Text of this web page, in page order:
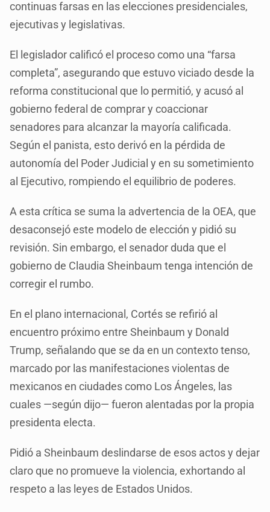
continuas farsas en las elecciones presidenciales,
ejecutivas y legislativas.
El legislador calificó el proceso como una “farsa
completa”, asegurando que estuvo viciado desde la
reforma constitucional que lo permitió, y acusó al
gobierno federal de comprar y coaccionar
senadores para alcanzar la mayoría calificada.
Según el panista, esto derivó en la pérdida de
autonomía del Poder Judicial y en su sometimiento
al Ejecutivo, rompiendo el equilibrio de poderes.
A esta crítica se suma la advertencia de la OEA, que
desaconsejó este modelo de elección y pidió su
revisión. Sin embargo, el senador duda que el
gobierno de Claudia Sheinbaum tenga intención de
corregir el rumbo.
En el plano internacional, Cortés se refirió al
encuentro próximo entre Sheinbaum y Donald
Trump, señalando que se da en un contexto tenso,
marcado por las manifestaciones violentas de
mexicanos en ciudades como Los Ángeles, las
cuales —según dijo— fueron alentadas por la propia
presidenta electa.
Pidió a Sheinbaum deslindarse de esos actos y dejar
claro que no promueve la violencia, exhortando al
respeto a las leyes de Estados Unidos.